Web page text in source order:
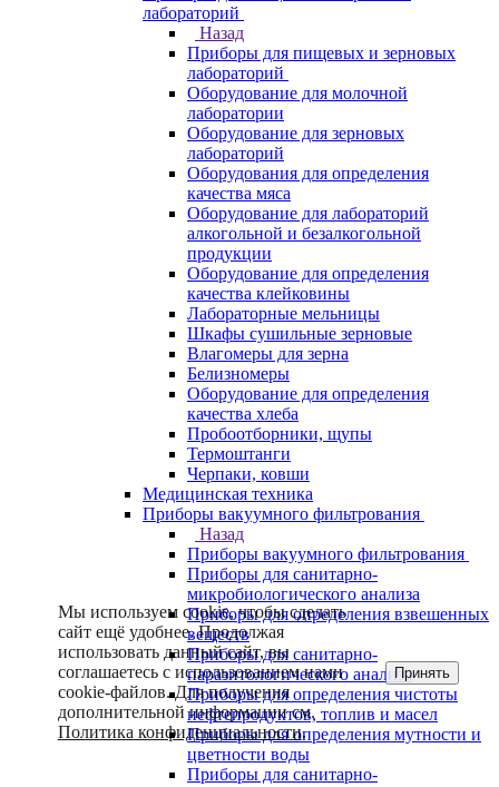
лабораторий
Назад
Приборы для пищевых и зерновых
лабораторий
Оборудование для молочной
лаборатории
Оборудование для зерновых
лабораторий
Оборудования для определения
качества мяса
Оборудование для лабораторий
алкогольной и безалкогольной
продукции
Оборудование для определения
качества клейковины
Лабораторные мельницы
Шкафы сушильные зерновые
Влагомеры для зерна
Белизномеры
Оборудование для определения
качества хлеба
Пробоотборники, щупы
Термоштанги
Черпаки, ковши
Медицинская техника
Приборы вакуумного фильтрования
Назад
Приборы вакуумного фильтрования
Приборы для санитарно-
микробиологического анализа
Приборы для определения взвешенных
веществ
Приборы для санитарно-
паразитологического анализа
Приборы для определения чистоты
нефтепродуктов, топлив и масел
Приборы для определения мутности и
цветности воды
Приборы для санитарно-
Мы используем cookie, чтобы сделать
сайт ещё удобнее. Продолжая
использовать данный сайт, вы
соглашаетесь с использованием нами
cookie-файлов. Для получения
дополнительной информации см.
Политика конфиденциальности.
Принять